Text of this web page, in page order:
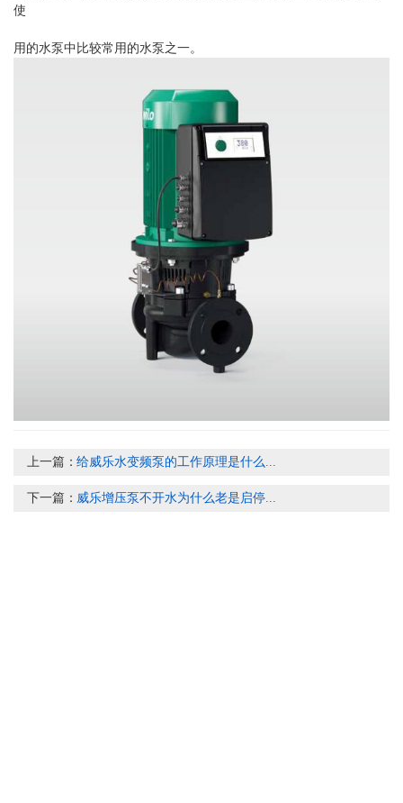
使
用的水泵中比较常用的水泵之一。
上一篇：给威乐水变频泵的工作原理是什么...
下一篇： 威乐增压泵不开水为什么老是启停...